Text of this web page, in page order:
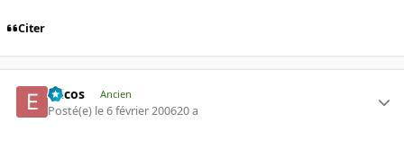
Citer
Ericos Ancien
Posté(e) le 6 février 200620 a